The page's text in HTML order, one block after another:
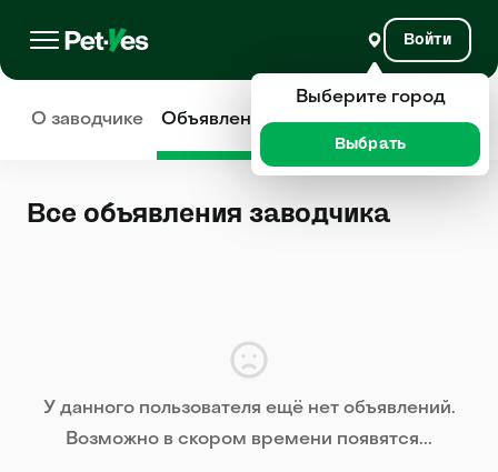
Войти
О заводчике Объявления Отзывы
Все объявления заводчика
У данного пользователя ещё нет объявлений.
Возможно в скором времени появятся...
Выберите город
Выбрать